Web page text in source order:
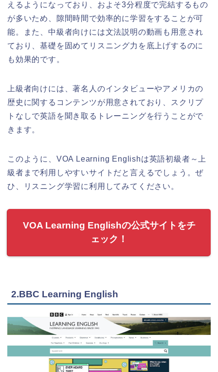
えるようになっており、およそ3分程度で完結するもの
が多いため、隙間時間で効率的に学習をすることが可
能。また、中級者向けには文法説明の動画も用意され
ており、基礎を固めてリスニング力を底上げするのに
も効果的です。
上級者向けには、著名人のインタビューやアメリカの
歴史に関するコンテンツが用意されており、スクリプ
トなしで英語を聞き取るトレーニングを行うことがで
きます。
このように、VOA Learning Englishは英語初級者～上
級者まで利用しやすいサイトだと言えるでしょう。ぜ
ひ、リスニング学習に利用してみてください。
VOA Learning Englishの公式サイトをチ
ェック！
2.BBC Learning English